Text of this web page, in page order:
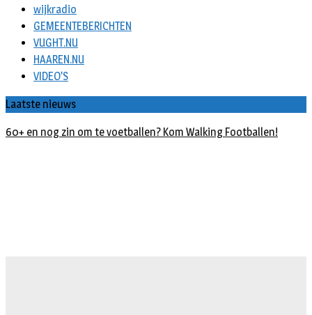
wijkradio
GEMEENTEBERICHTEN
VUGHT.NU
HAAREN.NU
VIDEO’S
Laatste nieuws
Buxusplanten in brand in Biezenmortel, vermoedelijk opzet